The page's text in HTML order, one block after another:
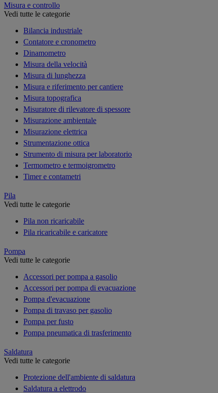
Misura e controllo
Vedi tutte le categorie
Bilancia industriale
Contatore e cronometro
Dinamometro
Misura della velocità
Misura di lunghezza
Misura e riferimento per cantiere
Misura topografica
Misuratore di rilevatore di spessore
Misurazione ambientale
Misurazione elettrica
Strumentazione ottica
Strumento di misura per laboratorio
Termometro e termoigrometro
Timer e contametri
Pila
Vedi tutte le categorie
Pila non ricaricabile
Pila ricaricabile e caricatore
Pompa
Vedi tutte le categorie
Accessori per pompa a gasolio
Accessori per pompa di evacuazione
Pompa d'evacuazione
Pompa di travaso per gasolio
Pompa per fusto
Pompa pneumatica di trasferimento
Saldatura
Vedi tutte le categorie
Protezione dell'ambiente di saldatura
Saldatura a elettrodo